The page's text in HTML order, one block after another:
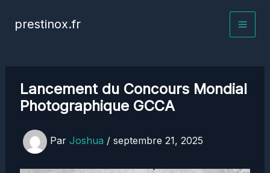
prestinox.fr
Lancement du Concours Mondial
Photographique GCCA
Par Joshua / septembre 21, 2025